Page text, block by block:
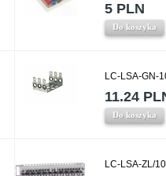
5 PLN
Do koszyka
LC-LSA-GN-
11.24
Do koszyka
LC-LSA-ZL/10